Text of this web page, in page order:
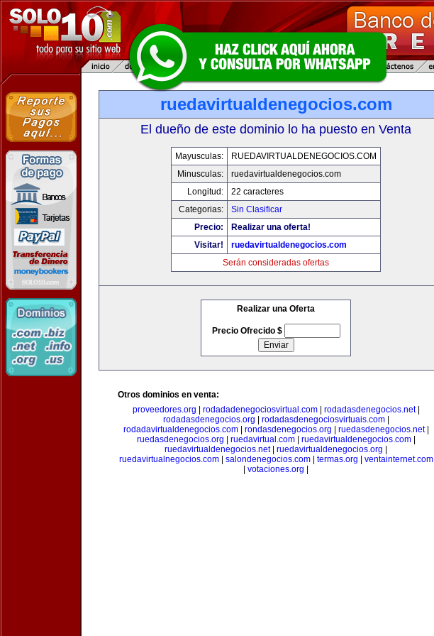
ruedavirtualdenegocios.com
El dueño de este dominio lo ha puesto en Venta
Mayusculas:
RUEDAVIRTUALDENEGOCIOS.COM
Minusculas:
ruedavirtualdenegocios.com
Longitud:
22 caracteres
Categorias:
Sin Clasificar
Precio:
Realizar una oferta!
Visitar!
ruedavirtualdenegocios.com
Serán consideradas ofertas
Realizar una Oferta
Precio Ofrecido $
Otros dominios en venta:
proveedores.org
rodadadenegociosvirtual.com| rodadasdenegocios.net|
rodadasdenegocios.org
rodadasdenegociosvirtuais.com|
rodadavirtualdenegocios.com| rondasdenegocios.org ruedasdenegocios.net|
ruedasdenegocios.org
ruedavirtual.com| ruedavirtualdenegocios.com|
ruedavirtualdenegocios.net| ruedavirtualdenegocios.org
ruedavirtualnegocios.com| salondenegocios.com| termas.org
ventainternet.com
votaciones.org